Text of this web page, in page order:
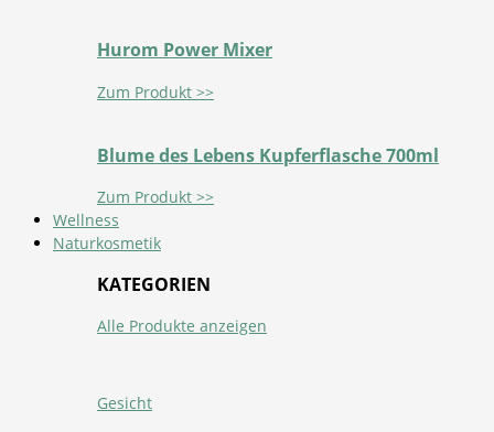
Hurom Power Mixer
Zum Produkt >>
Blume des Lebens Kupferflasche 700ml
Zum Produkt >>
Wellness
Naturkosmetik
KATEGORIEN
Alle Produkte anzeigen
Gesicht